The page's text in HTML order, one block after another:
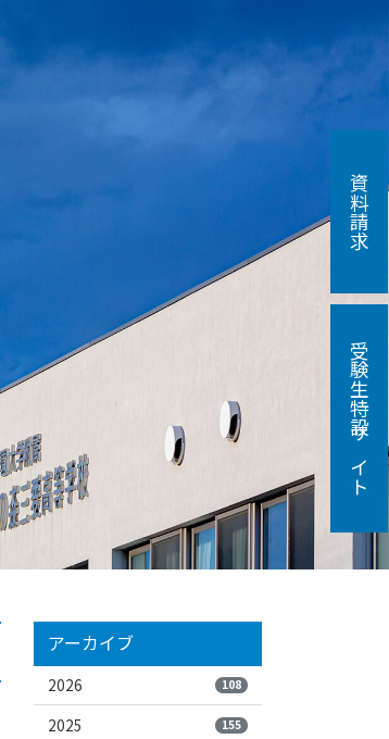
アーカイブ
2026 108
2025 155
資料請求
受験生特設サイト